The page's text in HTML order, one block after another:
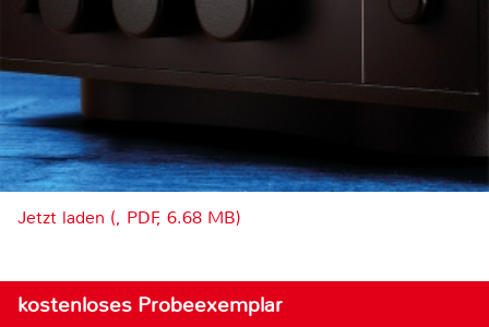
Jetzt laden (, PDF, 6.68 MB)
kostenloses Probeexemplar